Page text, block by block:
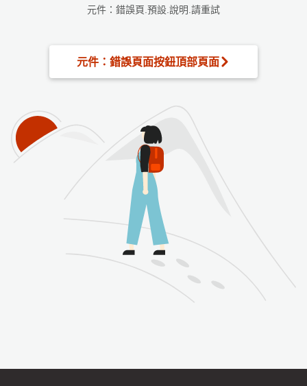
元件：錯誤頁.預設.說明.請重試
元件：錯誤頁面按鈕頂部頁面